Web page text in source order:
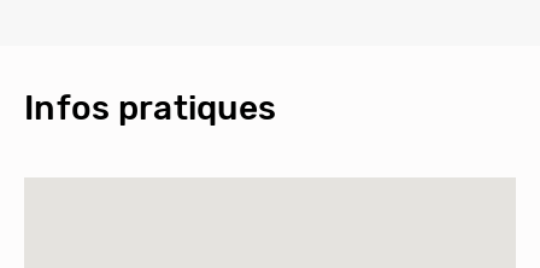
Infos pratiques